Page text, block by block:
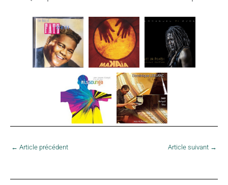
← Article précédent Article suivant →